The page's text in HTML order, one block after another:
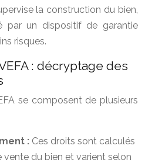
la construction du bien,
par un dispositif de garantie
risques.
: décryptage des
se composent de plusieurs
: Ces droits sont calculés
du bien et varient selon